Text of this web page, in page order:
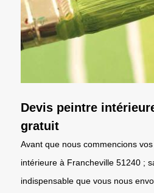
Devis peintre
gratuit
Avant que nous commencions
intérieure à Francheville 51240 ;
indispensable que vous nous